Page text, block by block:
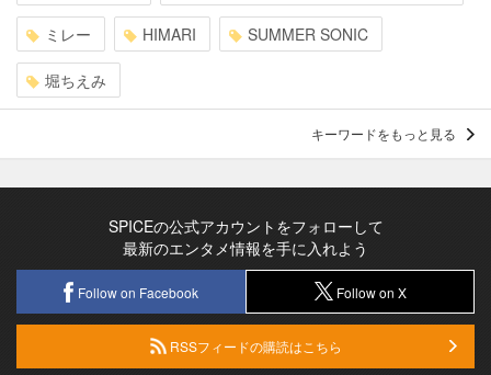
ミレー HIMARI SUMMER SONIC
堀ちえみ
キーワードをもっと見る
SPICEの公式アカウントをフォローして
最新のエンタメ情報を手に入れよう
Follow on Facebook Follow on X
RSSフィードの購読はこちら